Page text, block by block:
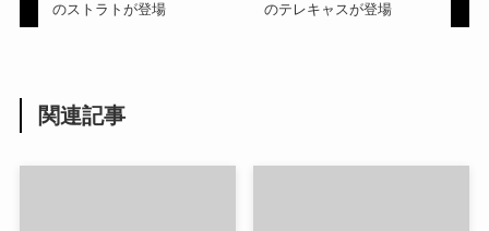
のストラトが登場
のテレキャスが登場
関連記事